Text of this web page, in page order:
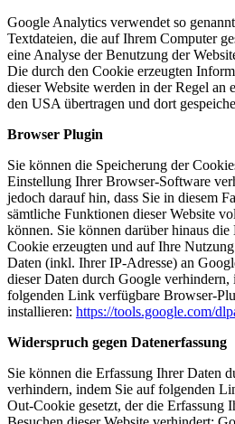
Google Analytics verwendet so
Textdateien, die auf Ihrem Computer
eine Analyse der Benutzung der
Die durch den Cookie erzeugten
dieser Website werden in der Regel an
den USA übertragen und dort
Browser Plugin
Sie können die Speicherung der
Einstellung Ihrer Browser-Software
jedoch darauf hin, dass Sie in diesem
sämtliche Funktionen dieser Website
können. Sie können darüber hinaus die
Cookie erzeugten und auf Ihre
Daten (inkl. Ihrer IP-Adresse) an
dieser Daten durch Google verhindern,
folgenden Link verfügbare Browser-
installieren: https://tools.google.com/
Widerspruch gegen Datenerfassung
Sie können die Erfassung Ihrer Daten
verhindern, indem Sie auf folgenden
Out-Cookie gesetzt, der die Erfassung